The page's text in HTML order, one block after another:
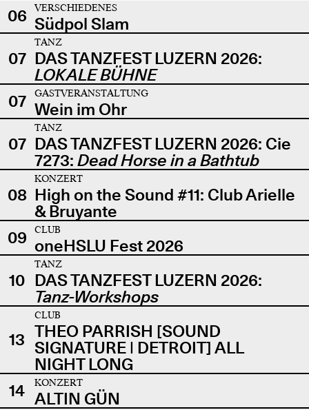
06
VERSCHIEDENES
Südpol Slam
07
TANZ
DAS TANZFEST LUZERN 2026:
LOKALE BÜHNE
07
GASTVERANSTALTUNG
Wein im Ohr
07
TANZ
DAS TANZFEST LUZERN 2026: Cie
7273: Dead Horse in a Bathtub
08
KONZERT
High on the Sound #11: Club Arielle
& Bruyante
09
CLUB
oneHSLU Fest 2026
10
TANZ
DAS TANZFEST LUZERN 2026:
Tanz-Workshops
13
CLUB
THEO PARRISH [SOUND
SIGNATURE | DETROIT] ALL
NIGHT LONG
14
KONZERT
ALTIN GÜN